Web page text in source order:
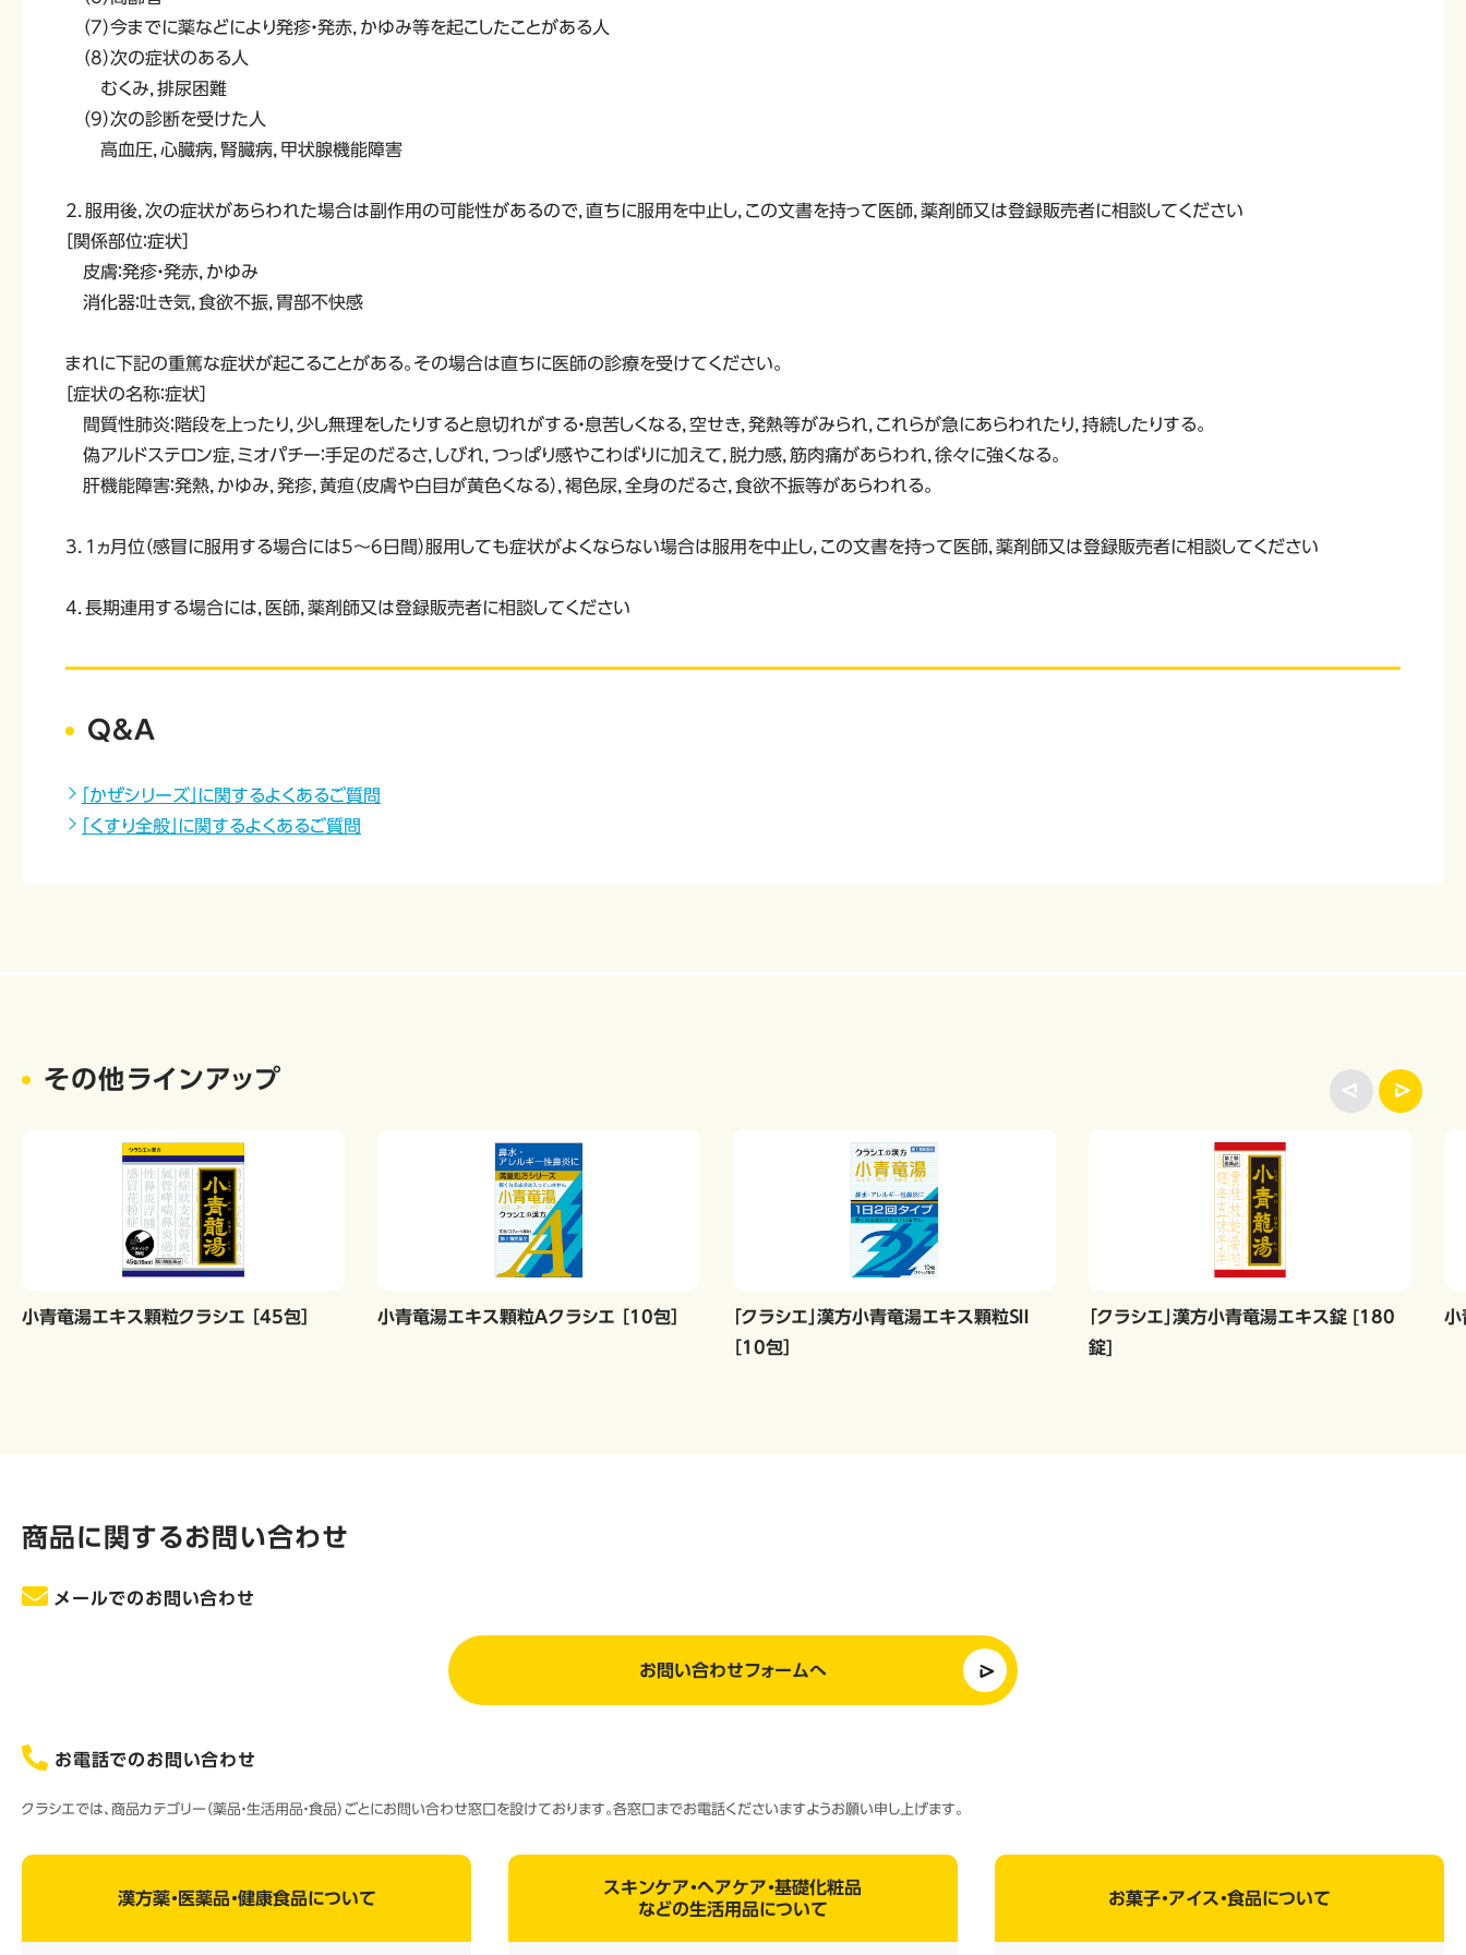
（7）今までに薬などにより発疹・発赤，かゆみ等を起こしたことがある人
（8）次の症状のある人
むくみ，排尿困難
（9）次の診断を受けた人
高血圧，心臓病，腎臓病，甲状腺機能障害
2．服用後，次の症状があらわれた場合は副作用の可能性があるので，直ちに服用を中止し，この文書を持って医師，薬剤師又は登録販売者に相談してください
［関係部位：症状］
皮膚：発疹・発赤，かゆみ
消化器：吐き気，食欲不振，胃部不快感
まれに下記の重篤な症状が起こることがある。その場合は直ちに医師の診療を受けてください。
［症状の名称：症状］
間質性肺炎：階段を上ったり，少し無理をしたりすると息切れがする・息苦しくなる，空せき，発熱等がみられ，これらが急にあらわれたり，持続したりする。
偽アルドステロン症，ミオパチー：手足のだるさ，しびれ，つっぱり感やこわばりに加えて，脱力感，筋肉痛があらわれ，徐々に強くなる。
肝機能障害：発熱，かゆみ，発疹，黄疸（皮膚や白目が黄色くなる），褐色尿，全身のだるさ，食欲不振等があらわれる。
3．1ヵ月位（感冒に服用する場合には5〜6日間）服用しても症状がよくならない場合は服用を中止し，この文書を持って医師，薬剤師又は登録販売者に相談してください
4．長期連用する場合には，医師，薬剤師又は登録販売者に相談してください
Q&A
「かぜシリーズ」に関するよくあるご質問
「くすり全般」に関するよくあるご質問
その他ラインアップ
小青竜湯エキス顆粒クラシエ ［45包］ 小青竜湯エキス顆粒Ａクラシエ ［10包］
「クラシエ」漢方小青竜湯エキス顆粒ＳＩＩ
［10包］
「クラシエ」漢方小青竜湯エキス錠 [180
錠]
小
商品に関するお問い合わせ
メールでのお問い合わせ
お問い合わせフォームへ
お電話でのお問い合わせ
クラシエでは、商品カテゴリー（薬品・生活用品・食品）ごとにお問い合わせ窓口を設けております。各窓口までお電話くださいますようお願い申し上げます。
漢方薬・医薬品・健康食品について
スキンケア・ヘアケア・基礎化粧品
などの生活用品について
お菓子・アイス・食品について